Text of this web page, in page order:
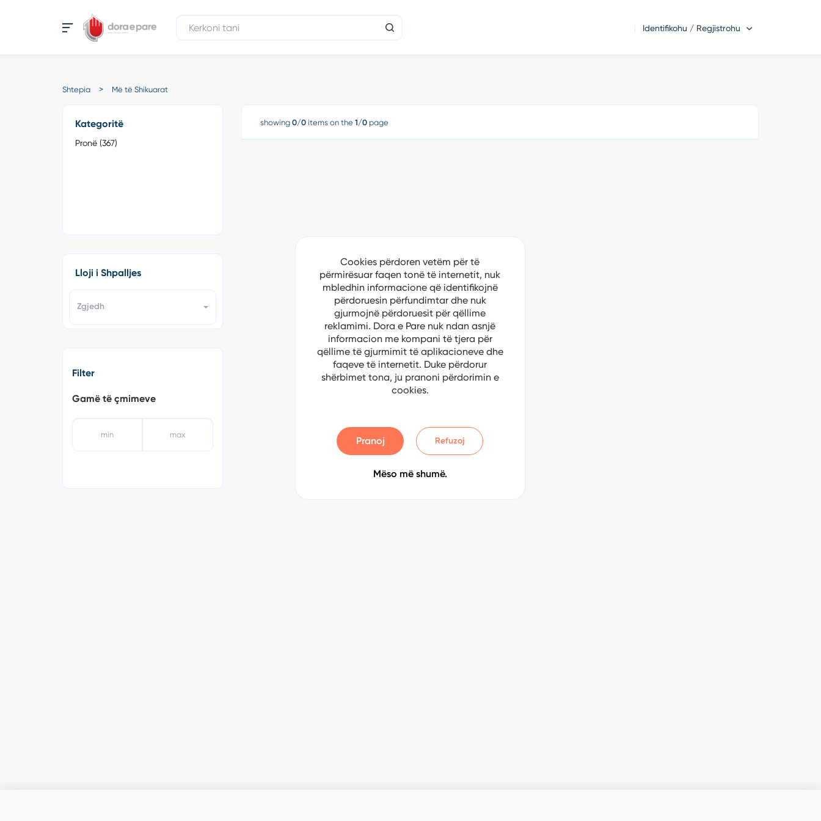
Identifikohu / Regjistrohu
Shtepia Më të Shikuarat
Kategoritë
Pronë (367)
Lloji i Shpalljes
Zgjedh
Filter
Gamë të çmimeve
showing 0/0 items on the 1/0page
Cookies përdoren vetëm për të
përmirësuar faqen tonë të internetit, nuk
mbledhin informacione që identifikojnë
përdoruesin përfundimtar dhe nuk
gjurmojnë përdoruesit për qëllime
reklamimi. Dora e Pare nuk ndan asnjë
informacion me kompani të tjera për
qëllime të gjurmimit të aplikacioneve dhe
faqeve të internetit. Duke përdorur
shërbimet tona, ju pranoni përdorimin e
cookies.
Pranoj Refuzoj
Mëso më shumë.